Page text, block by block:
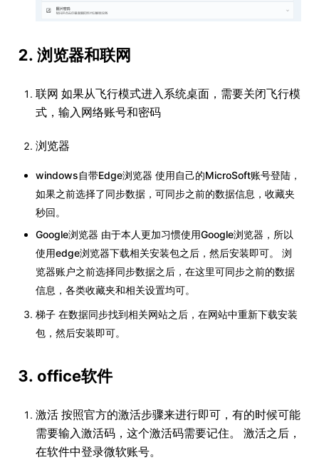
2. 浏览器和联网
联网 如果从飞行模式进入系统桌面，需要关闭飞行模
式，输入网络账号和密码
浏览器
windows自带Edge浏览器 使用自己的MicroSoft账号登陆，
如果之前选择了同步数据，可同步之前的数据信息，收藏夹
秒回。
Google浏览器 由于本人更加习惯使用Google浏览器，所以
使用edge浏览器下载相关安装包之后，然后安装即可。 浏
览器账户之前选择同步数据之后，在这里可同步之前的数据
信息，各类收藏夹和相关设置均可。
梯子 在数据同步找到相关网站之后，在网站中重新下载安装
包，然后安装即可。
3. office软件
激活 按照官方的激活步骤来进行即可，有的时候可能
需要输入激活码，这个激活码需要记住。 激活之后，
在软件中登录微软账号。